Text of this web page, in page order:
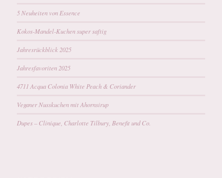
5 Neuheiten von Essence
Kokos-Mandel-Kuchen super saftig
Jahresrückblick 2025
Jahresfavoriten 2025
4711 Acqua Colonia White Peach & Coriander
Veganer Nusskuchen mit Ahornsirup
Dupes – Clinique, Charlotte Tilbury, Benefit und Co.